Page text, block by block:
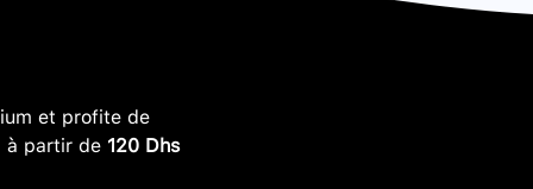
et profite de
à partir de 120 Dhs